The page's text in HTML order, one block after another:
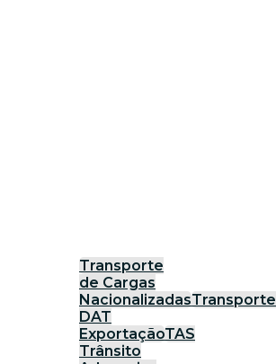
Transporte
de Cargas
NacionalizadasTransporte
DAT
ExportaçãoTAS
Trânsito